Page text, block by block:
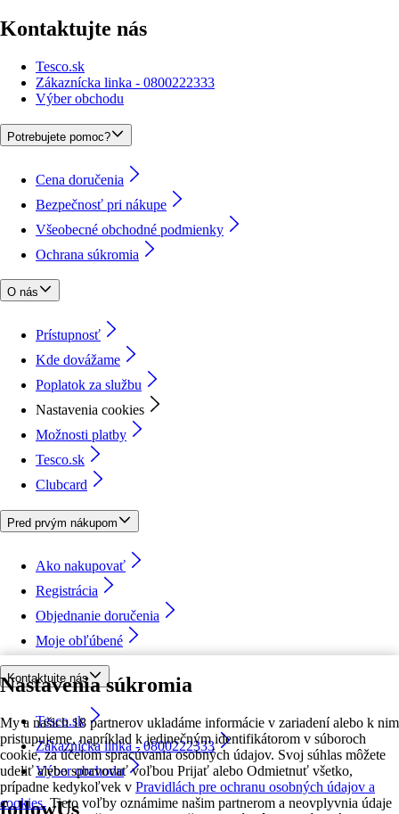
Nastavenia súkromia
My a našich 18 partnerov ukladáme informácie v zariadení alebo k nim
pristupujeme, napríklad k jedinečným identifikátorom v súboroch
cookie, za účelom spracúvania osobných údajov. Svoj súhlas môžete
udeliť alebo spravovať voľbou Prijať alebo Odmietnuť všetko,
prípadne kedykoľvek v Pravidlách pre ochranu osobných údajov a
cookies. Tieto voľby oznámime našim partnerom a neovplyvnia údaje
Kontaktujte nás
Tesco.sk
Zákaznícka linka - 0800222333
Výber obchodu
Potrebujete pomoc?
Cena doručenia
Bezpečnosť pri nákupe
Všeobecné obchodné podmienky
Ochrana súkromia
O nás
Prístupnosť
Kde dovážame
Poplatok za službu
Nastavenia cookies
Možnosti platby
Tesco.sk
Clubcard
Pred prvým nákupom
Ako nakupovať
Registrácia
Objednanie doručenia
Moje obľúbené
Kontaktujte nás
Tesco.sk
Zákaznícka linka - 0800222333
Výber obchodu
followUs